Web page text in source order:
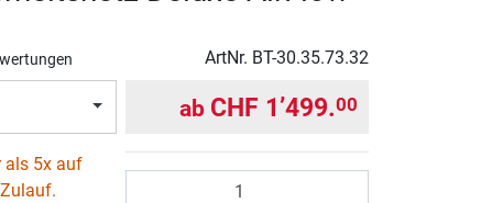
ArtNr. BT-30.35.73.32
als 5x auf
ab CHF 1’499.00